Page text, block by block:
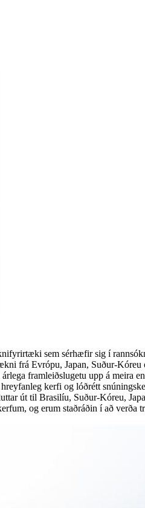
sem sérhæfir sig í
frá Evrópu, Japan, Suður-
framleiðslugetu upp á meira
kerfi og lóðrétt
út til Brasilíu, Suður-Kóreu,
og erum staðráðin í að verða